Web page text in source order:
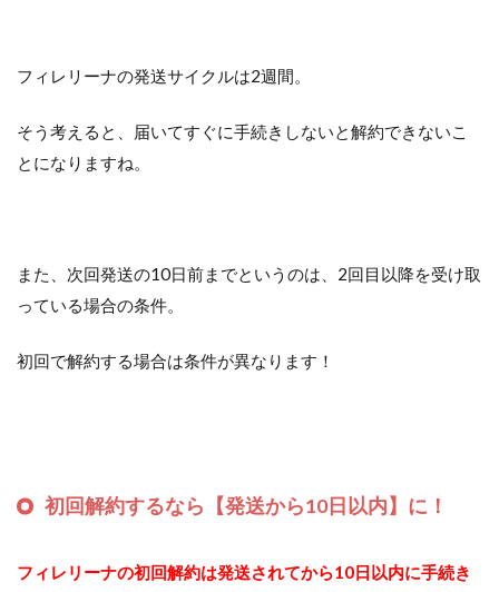
フィレリーナの発送サイクルは2週間。
そう考えると、届いてすぐに手続きしないと解約できないこ
とになりますね。
また、次回発送の10日前までというのは、2回目以降を受け取
っている場合の条件。
初回で解約する場合は条件が異なります！
初回解約するなら【発送から10日以内】に！
フィレリーナの初回解約は発送されてから10日以内に手続き